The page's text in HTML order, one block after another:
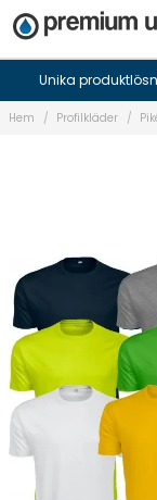
Unika
Hem Profilkläder